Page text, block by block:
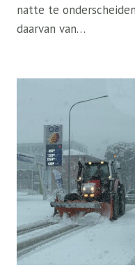
natte te
daarvan van…